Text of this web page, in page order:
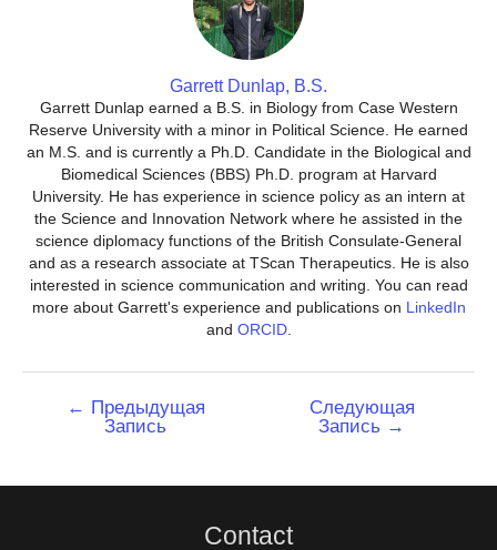
Garrett Dunlap, B.S.
Garrett Dunlap earned a B.S. in Biology from Case Western
Reserve University with a minor in Political Science. He earned
an M.S. and is currently a Ph.D. Candidate in the Biological and
Biomedical Sciences (BBS) Ph.D. program at Harvard
University. He has experience in science policy as an intern at
the Science and Innovation Network where he assisted in the
science diplomacy functions of the British Consulate-General
and as a research associate at TScan Therapeutics. He is also
interested in science communication and writing. You can read
more about Garrett's experience and publications on LinkedIn
and ORCID.
Навигация
← Предыдущая
Запись
Следующая
Запись →
Contact